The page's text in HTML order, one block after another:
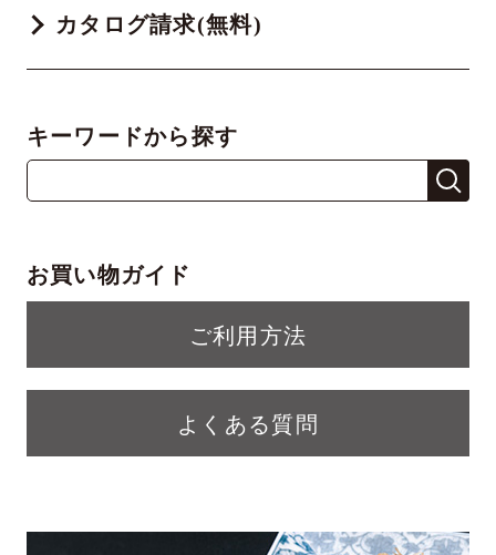
カタログ請求(無料)
キーワードから探す
お買い物ガイド
ご利用方法
よくある質問